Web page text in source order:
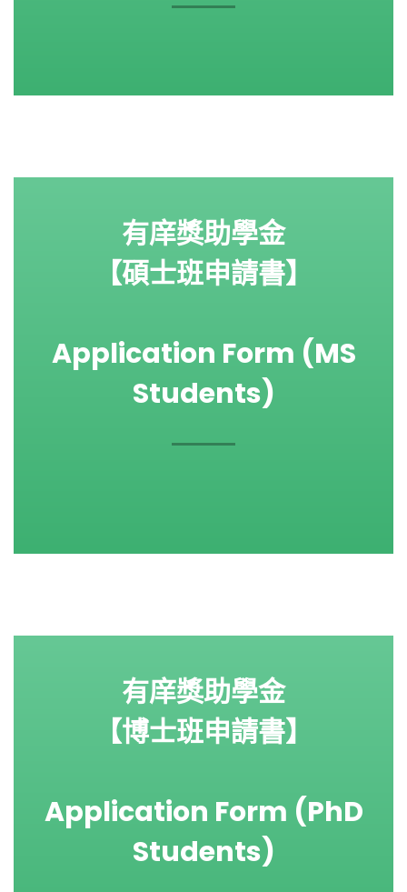
有庠獎助學金
【碩士班申請書】
Application Form (MS
Students)
有庠獎助學金
【博士班申請書】
Application Form (PhD
Students)